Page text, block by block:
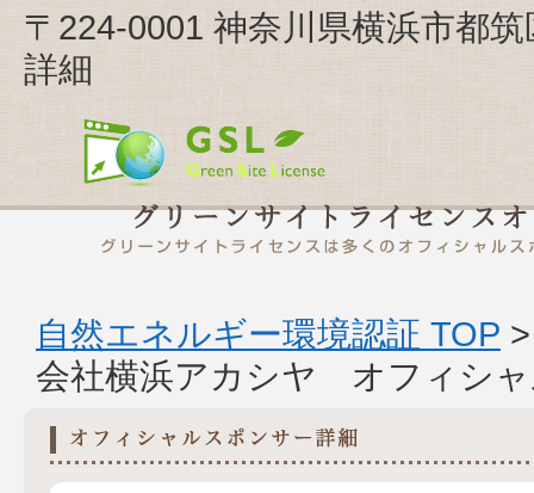
〒224-0001 神奈川県横浜市都
詳細
自然エネルギー環境認証 TOP
会社横浜アカシヤ オフィシ